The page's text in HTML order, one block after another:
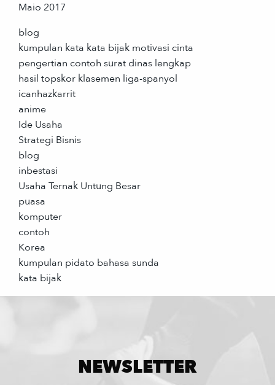
Maio 2017
blog
kumpulan kata kata bijak motivasi cinta
pengertian contoh surat dinas lengkap
hasil topskor klasemen liga-spanyol
icanhazkarrit
anime
Ide Usaha
Strategi Bisnis
blog
inbestasi
Usaha Ternak Untung Besar
puasa
komputer
contoh
Korea
kumpulan pidato bahasa sunda
kata bijak
NEWSLETTER